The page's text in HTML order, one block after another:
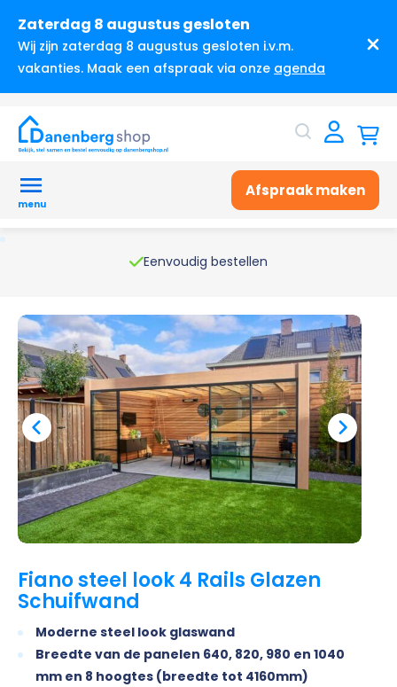
Zaterdag 8 augustus gesloten
Wij zijn zaterdag 8 augustus gesloten i.v.m.
vakanties. Maak een afspraak via onze agenda
menu
Afspraak maken
Fiano steel look 4 Rails Glazen
Schuifwand
Moderne steel look glaswand
Breedte van de panelen 640, 820, 980 en 1040
mm en 8 hoogtes (breedte tot 4160mm)